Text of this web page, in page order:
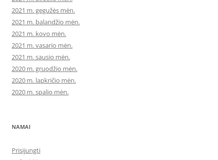
2021 m. gegužės mėn.
2021 m. balandžio mėn.
2021 m. kovo mėn.
2021 m. vasario mėn.
2021 m. sausio mėn.
2020 m. gruodžio mėn.
2020 m. lapkričio mėn.
2020 m. spalio mėn.
NAMAI
Prisijungti